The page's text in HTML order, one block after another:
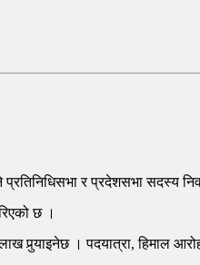
र प्रदेशसभा सदस्य
छ ।
लाख पुर्‍याइनेछ । पदयात्रा,